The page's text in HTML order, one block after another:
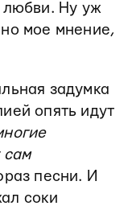
любви. Ну уж
мое мнение,
задумка
опять идут
сам
песни. И
соки